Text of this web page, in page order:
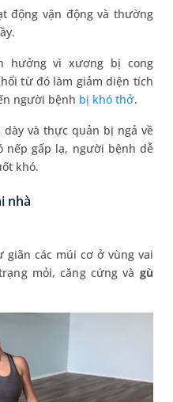
động vận động và thường
hưởng vì xương bị cong
từ đó làm giảm diện tích
người bệnh bị khó thở.
và thực quản bị ngả về
nếp gấp lạ, người bệnh dễ
khó.
nhà
các múi cơ ở vùng vai
mỏi, căng cứng và gù